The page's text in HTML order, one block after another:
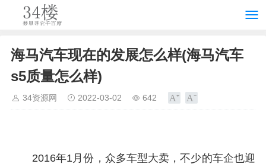
海马汽车现在的发展怎么样(海马汽车
s5质量怎么样)
34资源网 2022-03-02 642
2016年1月份，众多车型大卖，不少的车企也迎